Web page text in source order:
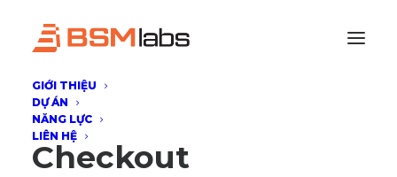
GIỚI THIỆU
DỰ ÁN
NĂNG LỰC
LIÊN HỆ
Checkout